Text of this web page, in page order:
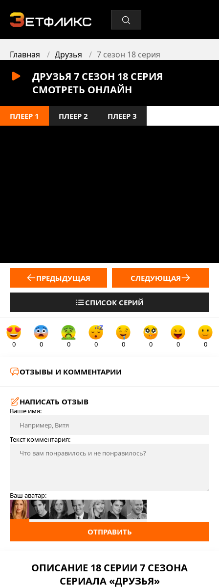
Главная Друзья 7 сезон 18 серия
ДРУЗЬЯ 7 СЕЗОН 18 СЕРИЯ
СМОТРЕТЬ ОНЛАЙН
ПЛЕЕР 1 ПЛЕЕР 2 ПЛЕЕР 3
ПРЕДЫДУЩАЯ
СПИСОК СЕРИЙ
СЛЕДУЮЩАЯ
0 0 0 0 0 0 0 0
ОТЗЫВЫ И КОММЕНТАРИИ
НАПИСАТЬ ОТЗЫВ
Ваше имя:
Текст комментария:
Ваш аватар:
ОТПРАВИТЬ
ОПИСАНИЕ 18 СЕРИИ 7 СЕЗОНА
СЕРИАЛА «ДРУЗЬЯ»